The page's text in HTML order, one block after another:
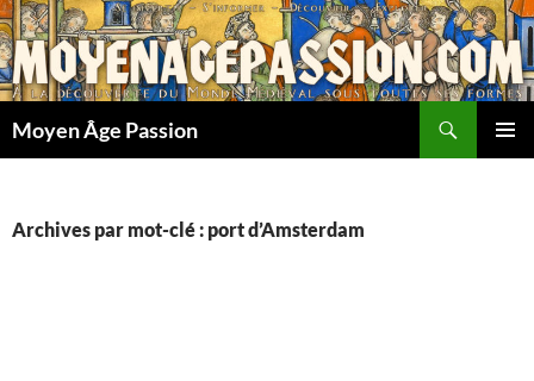
Aller
au
contenu
Moyen Âge Passion
Archives par mot-clé : port d’Amsterdam